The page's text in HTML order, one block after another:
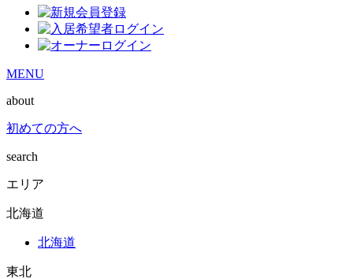
MENU
about
初めての方へ
search
エリア
北海道
北海道
東北